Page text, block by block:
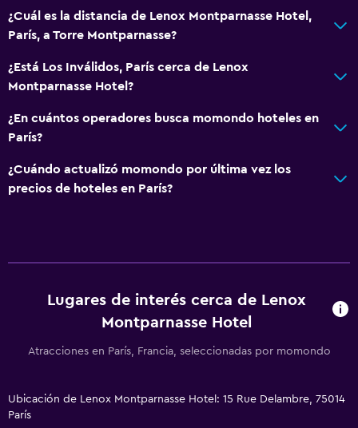
Servicio de conserjería
Servicio de habitaciones
Recepción 24 horas
Sistema de entretenimiento
TV de pantalla plana
Accesibilidad y adecuación
Ascensor disponible
Para no fumadores
¿Cuál es la distancia de Lenox Montparnasse Hotel,
París, a Torre Montparnasse?
¿Está Los Inválidos, París cerca de Lenox
Montparnasse Hotel?
¿En cuántos operadores busca momondo hoteles en
París?
¿Cuándo actualizó momondo por última vez los
precios de hoteles en París?
Lugares de interés cerca de Lenox
Montparnasse Hotel
Atracciones en París, Francia, seleccionadas por momondo
Ubicación de Lenox Montparnasse Hotel: 15 Rue Delambre, 75014
París